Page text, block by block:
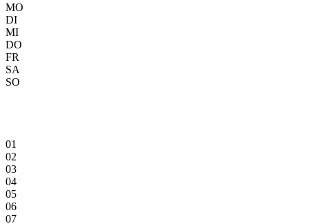
MO
DI
MI
DO
FR
SA
SO
01
02
03
04
05
06
07